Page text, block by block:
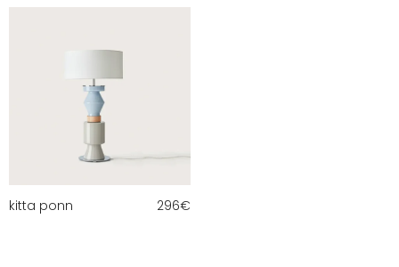
kitta ponn 296€